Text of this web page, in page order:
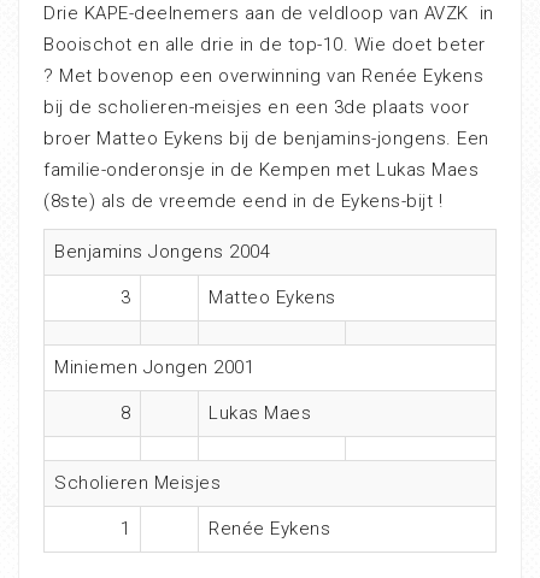
Drie KAPE-deelnemers aan de veldloop van AVZK in
Booischot en alle drie in de top-10. Wie doet beter
? Met bovenop een overwinning van Renée Eykens
bij de scholieren-meisjes en een 3de plaats voor
broer Matteo Eykens bij de benjamins-jongens. Een
familie-onderonsje in de Kempen met Lukas Maes
(8ste) als de vreemde eend in de Eykens-bijt !
Benjamins Jongens 2004
3 Matteo Eykens
Miniemen Jongen 2001
8 Lukas Maes
Scholieren Meisjes
1 Renée Eykens